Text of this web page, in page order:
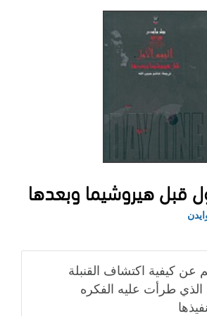
قبل هيروشيما وبعدها
عن كيفية اكتشاف القنبلة
الذي طرأت عليه الفكره